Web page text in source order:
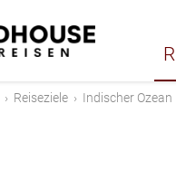
› Reiseziele › Indischer Ozean